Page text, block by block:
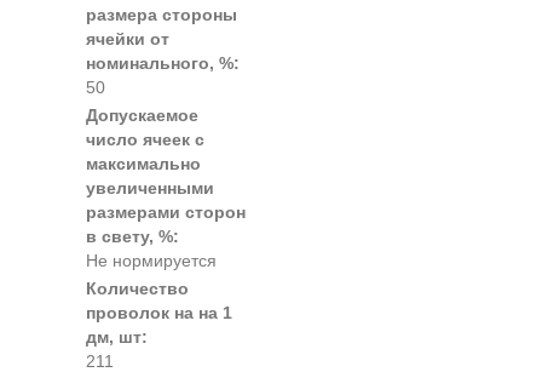
размера стороны
ячейки от
номинального, %:
50
Допускаемое
число ячеек с
максимально
увеличенными
размерами сторон
в свету, %:
Не нормируется
Количество
проволок на на 1
дм, шт:
211